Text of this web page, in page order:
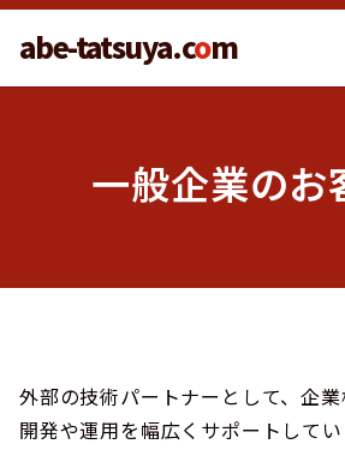
abe-tatsuya.com
一般企業のお
外部の技術パートナーとして、企
開発や運用を幅広くサポートしてい